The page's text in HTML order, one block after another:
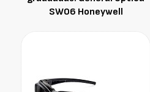
SW06 Honeywell